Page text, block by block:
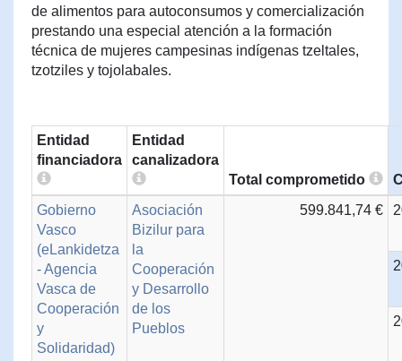
de alimentos para autoconsumos y comercialización
prestando una especial atención a la formación
técnica de mujeres campesinas indígenas tzeltales,
tzotziles y tojolabales.
Entidad
financiadora
Entidad
canalizadora
Total comprometido
Gobierno
Vasco
(eLankidetza
- Agencia
Vasca de
Cooperación
y
Solidaridad)
Asociación
Bizilur para
la
Cooperación
y Desarrollo
de los
Pueblos
599.841,74 €